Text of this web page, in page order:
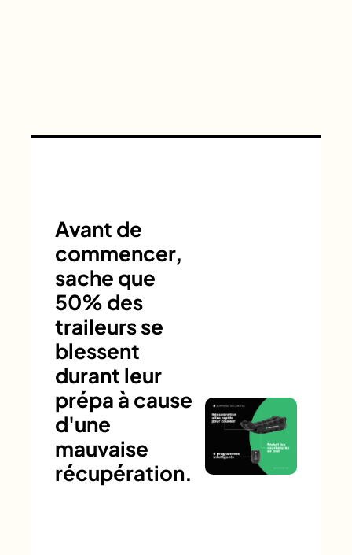
Avant de
commencer,
sache que
50% des
traileurs se
blessent
durant leur
prépa à cause
d'une
mauvaise
récupération.